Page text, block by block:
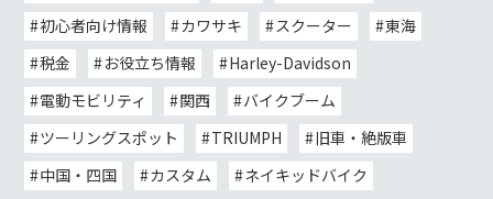
初心者向け情報
カワサキ スクーター
東海
税金
お役立ち情報
Harley-Davidson
電動モビリティ
関西
バイクブーム
ツーリングスポット
TRIUMPH
旧車・絶版車
中国・四国
カスタム
ネイキッドバイク